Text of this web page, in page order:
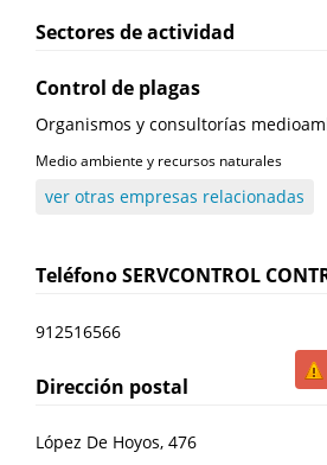
Sectores de actividad
Control de plagas
Organismos y consultorías
Medio ambiente y recursos naturales
ver otras empresas relacionadas
TeléfonoSERVCONTROL
912516566
Dirección postal
López De Hoyos, 476